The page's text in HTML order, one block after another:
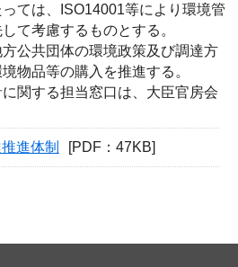
ては、ISO14001等により環境管
て考慮するものとする。
公共団体の環境政策及び調達方
物品等の購入を推進する。
関する担当窓口は、大臣官房会
進体制 [PDF：47KB]